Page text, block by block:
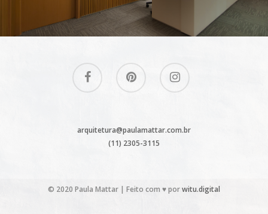
arquitetura@paulamattar.com.br
(11) 2305-3115
© 2020 Paula Mattar | Feito com ♥ porwitu.digital